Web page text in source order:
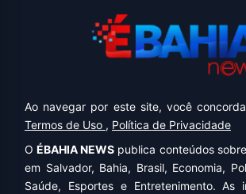
Ao navegar por este site, você
Termos de Uso , Política de Privacidade
OÉBAHIA NEWS publica conteúdos
em Salvador, Bahia, Brasil, Economia,
Saúde, Esportes e Entretenimento. As